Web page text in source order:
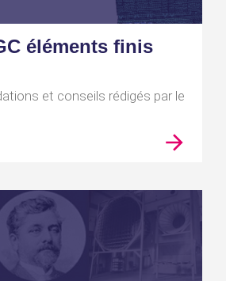
éléments finis
et conseils rédigés par le